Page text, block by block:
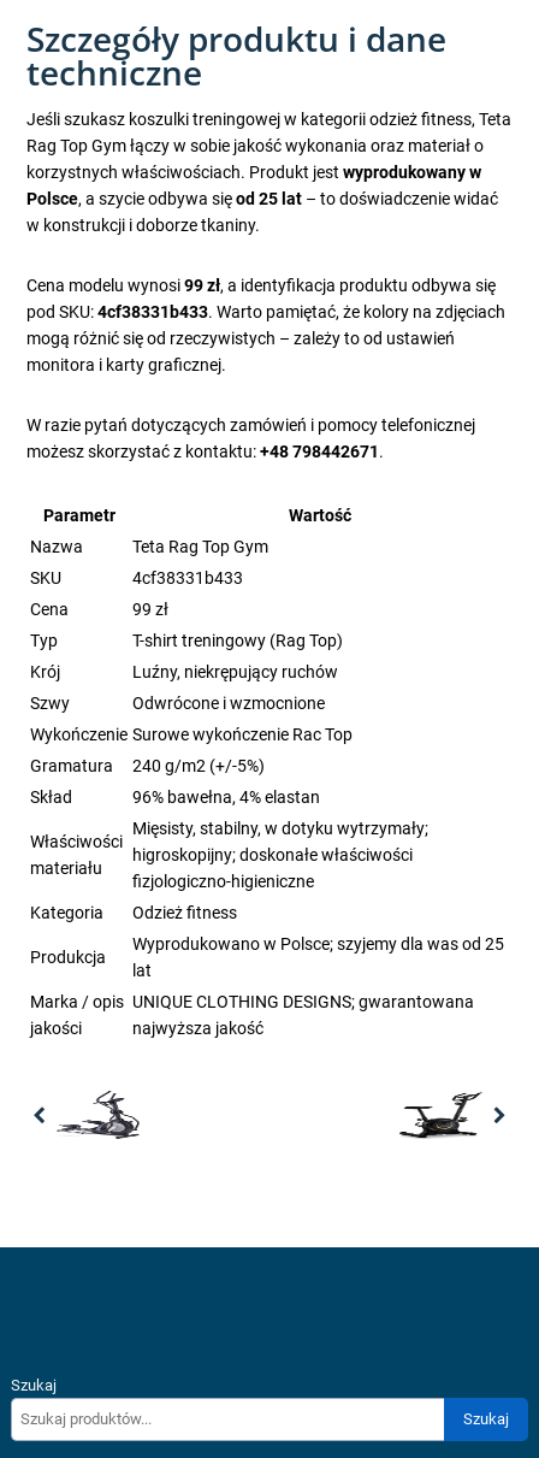
Szczegóły produktu i dane
techniczne
Jeśli szukasz koszulki treningowej w kategorii odzież fitness, Teta
Rag Top Gym łączy w sobie jakość wykonania oraz materiał o
korzystnych właściwościach. Produkt jestwyprodukowany w
Polsce, a szycie odbywa sięod 25 lat – to doświadczenie widać
w konstrukcji i doborze tkaniny.
Cena modelu wynosi99 zł, a identyfikacja produktu odbywa się
pod SKU:4cf38331b433. Warto pamiętać, że kolory na zdjęciach
mogą różnić się od rzeczywistych – zależy to od ustawień
monitora i karty graficznej.
W razie pytań dotyczących zamówień i pomocy telefonicznej
możesz skorzystać z kontaktu:+48 798442671.
Parametr
Wartość
Nazwa
Teta Rag Top Gym
SKU
4cf38331b433
Cena
99 zł
Typ
T-shirt treningowy (Rag Top)
Krój
Luźny, niekrępujący ruchów
Szwy
Odwrócone i wzmocnione
Wykończenie Surowe wykończenie Rac Top
Gramatura
240 g/m2 (+/-5%)
Skład
96% bawełna, 4% elastan
Właściwości
materiału
Mięsisty, stabilny, w dotyku wytrzymały;
higroskopijny; doskonałe właściwości
fizjologiczno-higieniczne
Kategoria
Odzież fitness
Produkcja
Wyprodukowano w Polsce; szyjemy dla was od 25
lat
Marka / opis
jakości
UNIQUE CLOTHING DESIGNS; gwarantowana
najwyższa jakość
Szukaj
Szukaj